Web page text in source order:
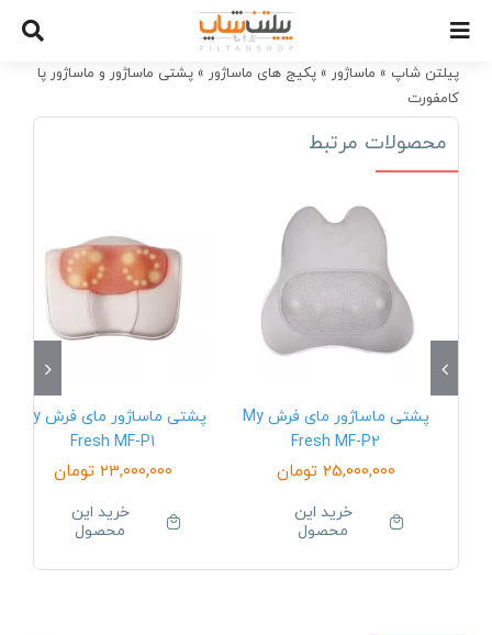
contentپیلتن شاپ » ماساژور » پکیج های ماساژور » پشتی ماساژور و ماساژور پا
کامفورت
محصولات مرتبط
پشتی ماساژور مای فرش My
Fresh MF-P2
25,000,000 تومان
خرید این
محصول
پشتی ماساژور مای فرش My
Fresh MF-P1
23,000,000 تومان
خرید این
محصول